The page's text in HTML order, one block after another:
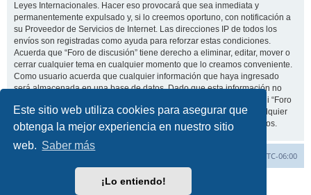
Este sitio web utiliza cookies para asegurar que
obtenga la mejor experiencia en nuestro sitio
web. Saber más
¡Lo entiendo!
Leyes Internacionales. Hacer eso provocará que sea inmediata y
permanentemente expulsado y, si lo creemos oportuno, con notificación a
su Proveedor de Servicios de Internet. Las direcciones IP de todos los
envíos son registradas como ayuda para reforzar estas condiciones.
Acuerda que “Foro de discusión” tiene derecho a eliminar, editar, mover o
cerrar cualquier tema en cualquier momento que lo creamos conveniente.
Como usuario acuerda que cualquier información que haya ingresado
será almacenada en una base de datos. Dado que esta información no
será compartida con ninguna tercera parte sin su consentimiento, ni “Foro
de discusión” ni phpBB podrán considerarse responsables por cualquier
intento de hacking que conlleve a que los datos sean comprometidos.
UTC-06:00
Desarrollado porphpBB® Forum Software © phpBB Limited